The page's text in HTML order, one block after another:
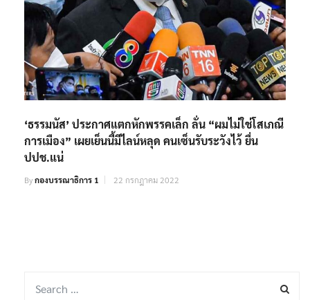
‘ธรรมนัส’ ประกาศแตกหักพรรคเล็ก ลั่น “ผมไม่ใช่โสเภณี
การเมือง” เผยเย็นนี้มีไลน์หลุด คนเซ็นรับระวังไว้ ยื่น
ปปช.แน่
Byกองบรรณาธิการ 1 22 กรกฎาคม 2022